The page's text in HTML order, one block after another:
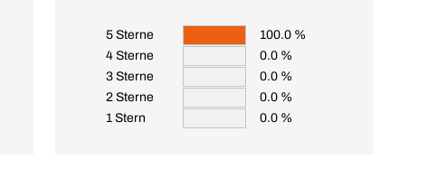
5 Sterne
100.0 %
4 Sterne
0.0 %
3 Sterne
0.0 %
2 Sterne
0.0 %
1 Stern
0.0 %